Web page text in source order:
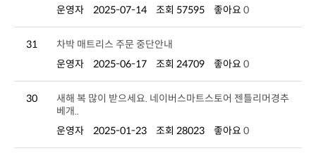
운영자
2025-07-14 조회 57595 좋아요 0
31
차박 매트리스 주문 중단안내
운영자
2025-06-17 조회 24709 좋아요 0
30
베개..
운영자
2025-01-23 조회 28023 좋아요 0